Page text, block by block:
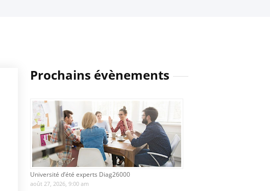
Prochains évènements
Université d’été experts Diag26000
août 27, 2026, 9:00 am